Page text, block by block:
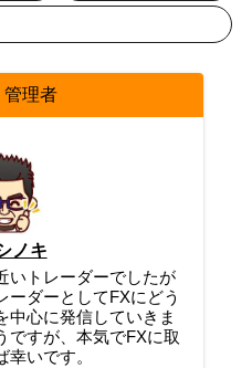
管理者
ノキ
いトレーダーでしたが
ーダーとしてFXにどう
中心に発信していきま
ですが、本気でFXに取
幸いです。